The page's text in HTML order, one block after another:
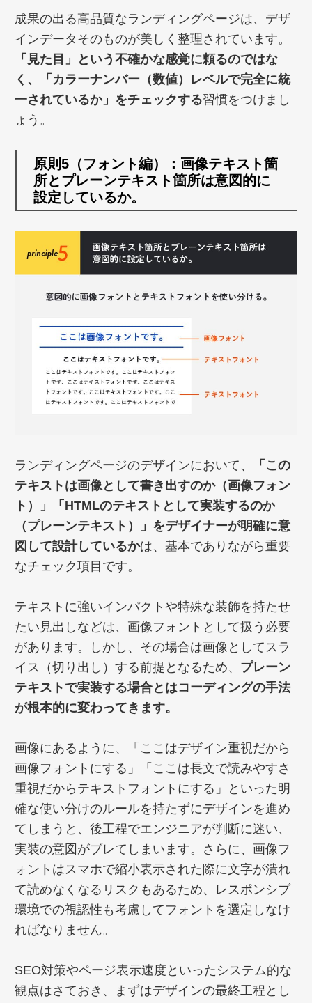
成果の出る高品質なランディングページは、デザ
インデータそのものが美しく整理されています。
「見た目」という不確かな感覚に頼るのではな
く、「カラーナンバー（数値）レベルで完全に統
一されているか」をチェックする習慣をつけまし
ょう。
原則5（フォント編）：画像テキスト箇
所とプレーンテキスト箇所は意図的に
設定しているか。
ランディングページのデザインにおいて、
「この
テキストは画像として書き出すのか（画像フォン
ト）」「HTMLのテキストとして実装するのか
（プレーンテキスト）」をデザイナーが明確に意
図して設計しているかは、基本でありながら重要
なチェック項目です。
テキストに強いインパクトや特殊な装飾を持たせ
たい見出しなどは、画像フォントとして扱う必要
があります。しかし、その場合は画像としてスラ
イス（切り出し）する前提となるため、 プレーン
テキストで実装する場合とはコーディングの手法
が根本的に変わってきます。
画像にあるように、「ここはデザイン重視だから
画像フォントにする」「ここは長文で読みやすさ
重視だからテキストフォントにする」といった明
確な使い分けのルールを持たずにデザインを進め
てしまうと、後工程でエンジニアが判断に迷い、
実装の意図がブレてしまいます。さらに、画像フ
ォントはスマホで縮小表示された際に文字が潰れ
て読めなくなるリスクもあるため、レスポンシブ
環境での視認性も考慮してフォントを選定しなけ
ればなりません。
SEO対策やページ表示速度といったシステム的な
観点はさておき、まずはデザインの最終工程とし